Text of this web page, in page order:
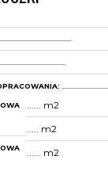
...... m2
..... m2
...... m2